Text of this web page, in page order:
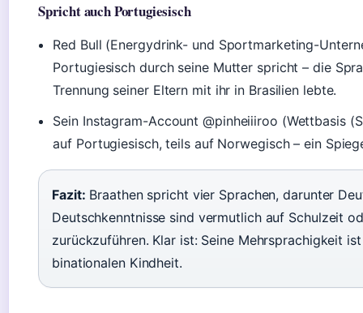
Spricht auch Portugiesisch
Red Bull (Energydrink- und Sportmarketing-
Portugiesisch durch seine Mutter spricht – die
Trennung seiner Eltern mit ihr in Brasilien lebte.
Sein Instagram-Account @pinheiiiroo (Wettbasis
auf Portugiesisch, teils auf Norwegisch – ein
Fazit: Braathen spricht vier Sprachen, darunter
Deutschkenntnisse sind vermutlich auf Schulzeit
zurückzuführen. Klar ist: Seine Mehrsprachigkeit
binationalen Kindheit.